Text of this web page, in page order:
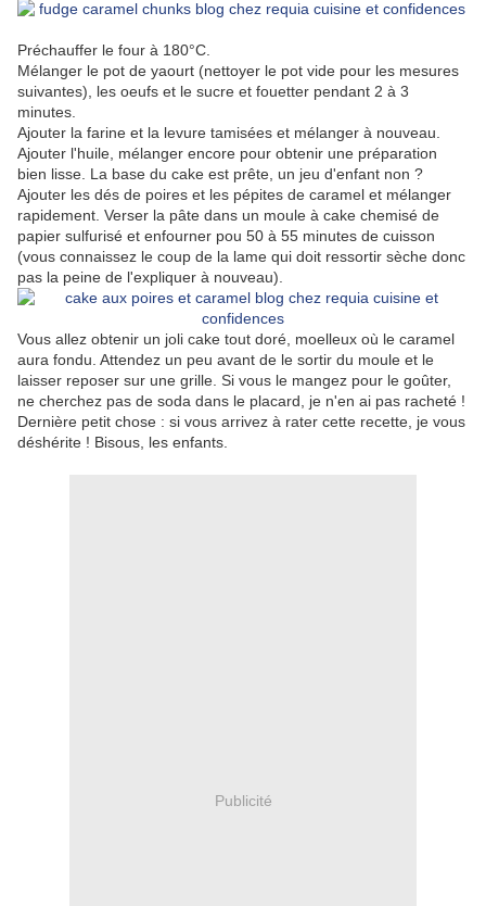
Préchauffer le four à 180°C.
Mélanger le pot de yaourt (nettoyer le pot vide pour les mesures
suivantes), les oeufs et le sucre et fouetter pendant 2 à 3
minutes.
Ajouter la farine et la levure tamisées et mélanger à nouveau.
Ajouter l'huile, mélanger encore pour obtenir une préparation
bien lisse. La base du cake est prête, un jeu d'enfant non ?
Ajouter les dés de poires et les pépites de caramel et mélanger
rapidement. Verser la pâte dans un moule à cake chemisé de
papier sulfurisé et enfourner pou 50 à 55 minutes de cuisson
(vous connaissez le coup de la lame qui doit ressortir sèche donc
pas la peine de l'expliquer à nouveau).
Vous allez obtenir un joli cake tout doré, moelleux où le caramel
aura fondu. Attendez un peu avant de le sortir du moule et le
laisser reposer sur une grille. Si vous le mangez pour le goûter,
ne cherchez pas de soda dans le placard, je n'en ai pas racheté !
Dernière petit chose : si vous arrivez à rater cette recette, je vous
déshérite ! Bisous, les enfants.
Publicité